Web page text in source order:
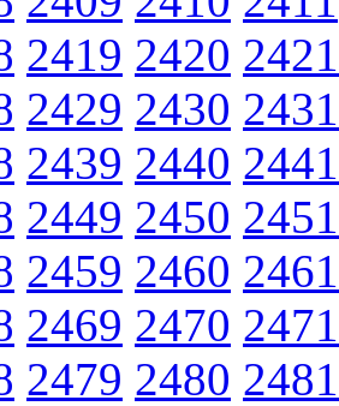
2419 2420 2421
2429 2430 2431
2439 2440 2441
2449 2450 2451
2459 2460 2461
2469 2470 2471
2479 2480 2481